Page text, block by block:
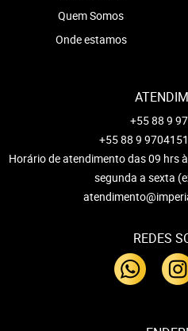
Quem Somos
Onde estamos
+55 88 9
+55 88 9
Horário de atendimento das 09 hrs
segunda a sexta
REDES